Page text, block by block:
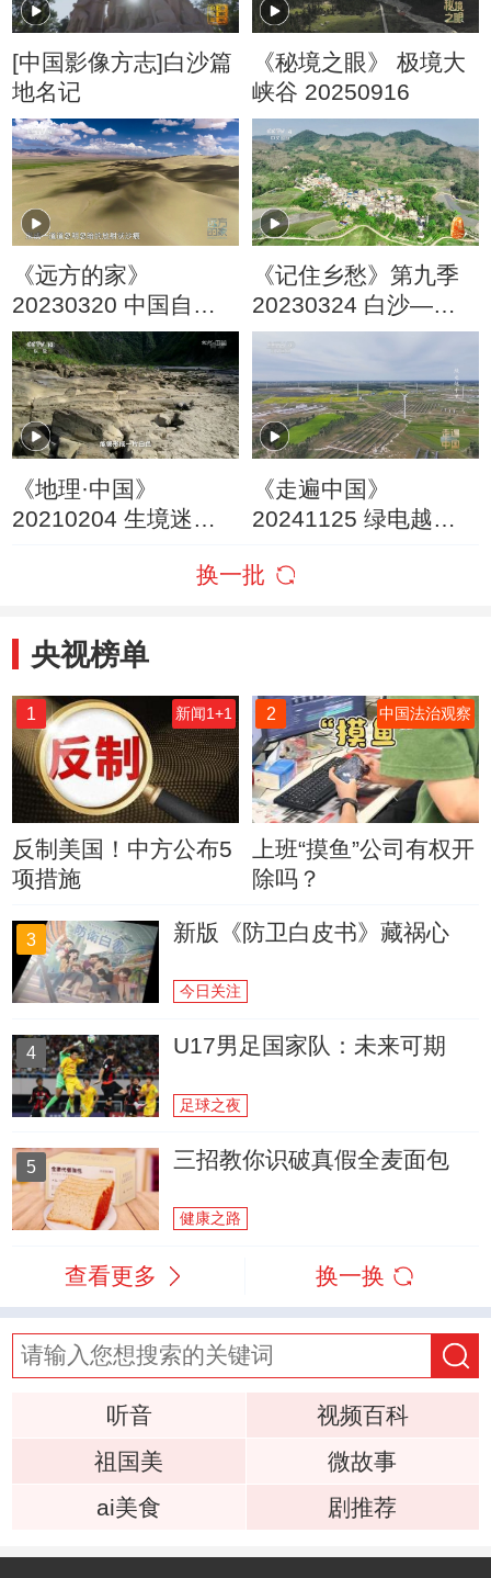
[中国影像方志]白沙篇
地名记
《秘境之眼》 极境大
峡谷 20250916
《远方的家》
20230320 中国自然
秘境 野性阿尔金
《记住乡愁》第九季
20230324 白沙——
黎寨稻香茶意浓
《地理·中国》
20210204 生境迷踪·
《走遍中国》
20241125 绿电越千
换一批
央视榜单
1 新闻1+1
反制美国！中方公布5
项措施
2 中国法治观察
上班“摸鱼”公司有权开
除吗？
3 新版《防卫白皮书》藏祸心
今日关注
4 U17男足国家队：未来可期
足球之夜
5 三招教你识破真假全麦面包
健康之路
查看更多 换一换
听音
视频百科
祖国美
微故事
ai美食
剧推荐